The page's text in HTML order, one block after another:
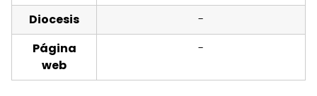
Diocesis
-
Página
web
-